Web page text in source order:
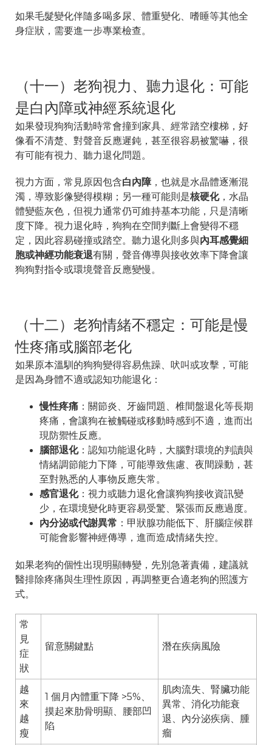
如果毛髮變化伴隨多喝多尿、體重變化、嗜睡等其他全
身症狀，需要進一步專業檢查。
（十一）老狗視力、聽力退化：可能
是白內障或神經系統退化
如果發現狗狗活動時常會撞到家具、經常踏空樓梯，好
像看不清楚、對聲音反應遲鈍，甚至很容易被驚嚇，很
有可能有視力、聽力退化問題。
視力方面，常見原因包含白內障 ，也就是水晶體逐漸混
濁，導致影像變得模糊；另一種可能則是核硬化，水晶
體變藍灰色，但視力通常仍可維持基本功能，只是清晰
度下降。視力退化時，狗狗在空間判斷上會變得不穩
定，因此容易碰撞或踏空。聽力退化則多與內耳感覺細
胞或神經功能衰退有關，聲音傳導與接收效率下降會讓
狗狗對指令或環境聲音反應變慢。
（十二）老狗情緒不穩定：可能是慢
性疼痛或腦部老化
如果原本溫馴的狗狗變得容易焦躁、吠叫或攻擊，可能
是因為身體不適或認知功能退化：
慢性疼痛 ：關節炎、牙齒問題、椎間盤退化等長期
疼痛，會讓狗在被觸碰或移動時感到不適，進而出
現防禦性反應。
腦部退化：認知功能退化時，大腦對環境的判讀與
情緒調節能力下降，可能導致焦慮、夜間躁動，甚
至對熟悉的人事物反應失常。
感官退化：視力或聽力退化會讓狗狗接收資訊變
少，在環境變化時更容易受驚、緊張而反應過度。
內分泌或代謝異常 ：甲狀腺功能低下、肝腦症候群
可能會影響神經傳導，進而造成情緒失控。
如果老狗的個性出現明顯轉變，先別急著責備，建議就
醫排除疼痛與生理性原因，再調整更合適老狗的照護方
式。
常
見
症
狀
留意關鍵點 潛在疾病風險
越
來
越
瘦
1 個月內體重下降 >5%、
摸起來肋骨明顯、腰部凹
陷
肌肉流失、腎臟功能
異常、消化功能衰
退、內分泌疾病、腫
瘤